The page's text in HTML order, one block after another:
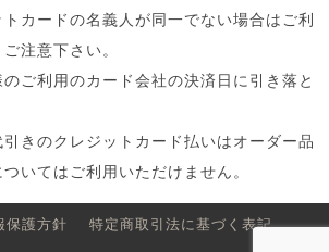
カードの名義人が同一でない場合はご利
注意下さい。
ご利用のカード会社の決済日に引き落と
きのクレジットカード払いはオーダー品
いてはご利用いただけません。
保護方針
特定商取引法に基づく表記